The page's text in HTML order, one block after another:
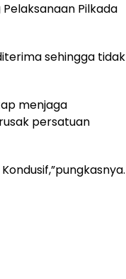
Pilkada
sehingga tidak
menjaga
persatuan